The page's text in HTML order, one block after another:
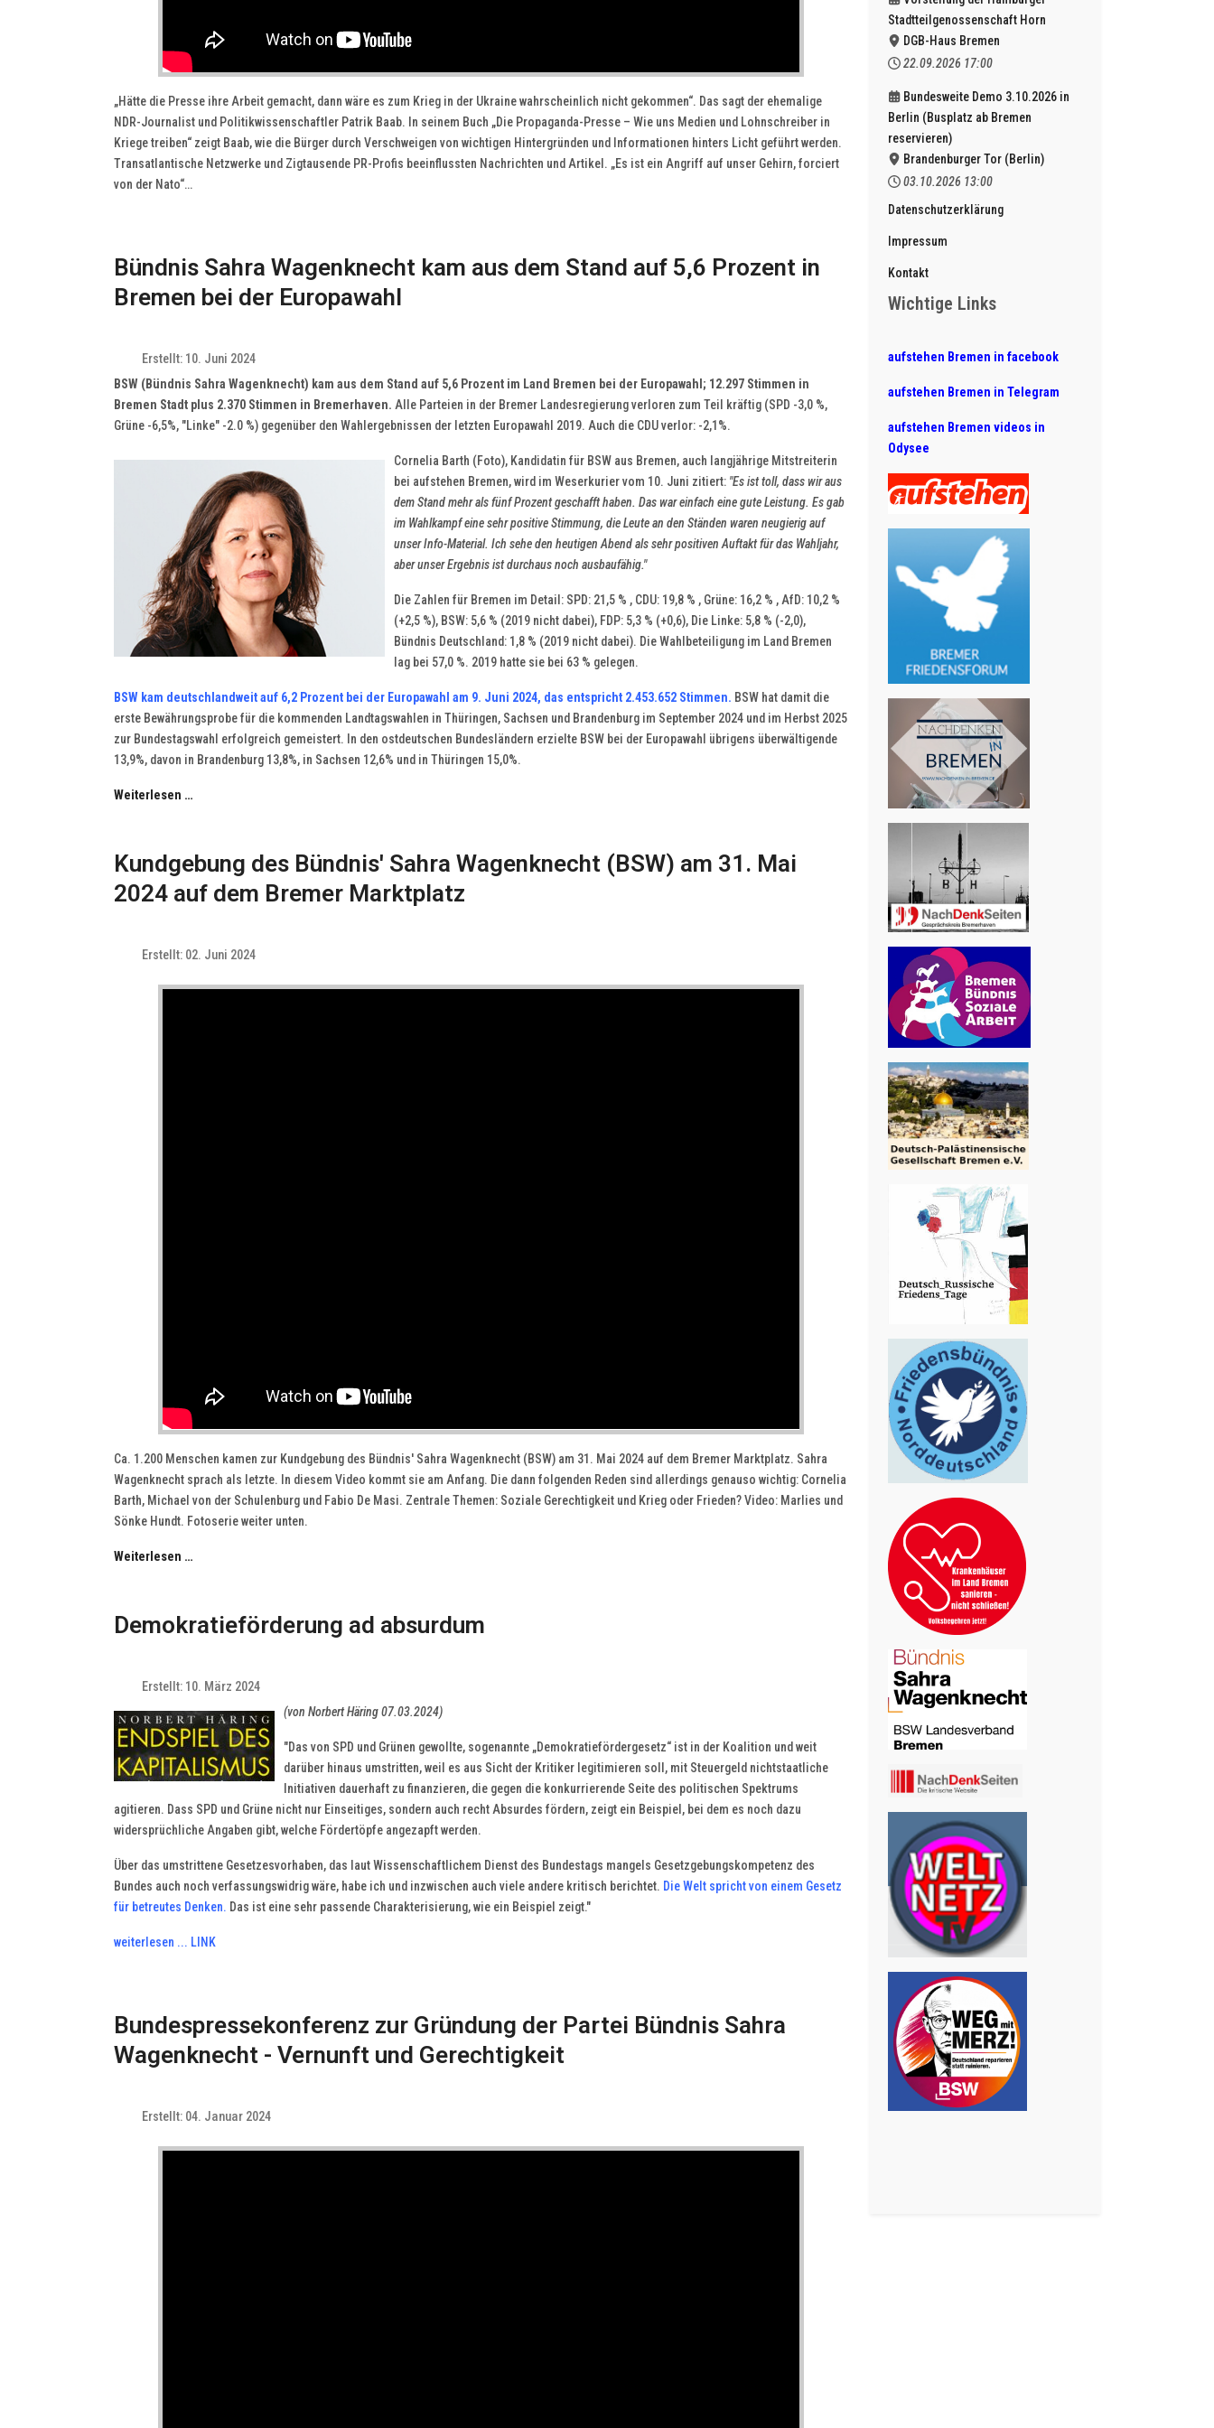
„Hätte die Presse ihre Arbeit gemacht, dann wäre es zum Krieg in der Ukraine wahrscheinlich nicht gekommen“. Das sagt der ehemalige
NDR-Journalist und Politikwissenschaftler Patrik Baab. In seinem Buch „Die Propaganda-Presse – Wie uns Medien und Lohnschreiber in
Kriege treiben“ zeigt Baab, wie die Bürger durch Verschweigen von wichtigen Hintergründen und Informationen hinters Licht geführt werden.
Transatlantische Netzwerke und Zigtausende PR-Profis beeinflussten Nachrichten und Artikel. „Es ist ein Angriff auf unser Gehirn, forciert
von der Nato“…
Bündnis Sahra Wagenknecht kam aus dem Stand auf 5,6 Prozent in
Bremen bei der Europawahl
Erstellt: 10. Juni 2024
BSW (Bündnis Sahra Wagenknecht) kam aus dem Stand auf 5,6 Prozent im Land Bremen bei der Europawahl; 12.297 Stimmen in
Bremen Stadt plus 2.370 Stimmen in Bremerhaven. Alle Parteien in der Bremer Landesregierung verloren zum Teil kräftig (SPD -3,0 %,
Grüne -6,5%, "Linke" -2.0 %) gegenüber den Wahlergebnissen der letzten Europawahl 2019. Auch die CDU verlor: -2,1%.
Cornelia Barth (Foto), Kandidatin für BSW aus Bremen, auch langjährige Mitstreiterin
bei aufstehen Bremen, wird im Weserkurier vom 10. Juni zitiert: "Es ist toll, dass wir aus
dem Stand mehr als fünf Prozent geschafft haben. Das war einfach eine gute Leistung. Es gab
im Wahlkampf eine sehr positive Stimmung, die Leute an den Ständen waren neugierig auf
unser Info-Material. Ich sehe den heutigen Abend als sehr positiven Auftakt für das Wahljahr,
aber unser Ergebnis ist durchaus noch ausbaufähig."
Die Zahlen für Bremen im Detail: SPD: 21,5 % , CDU: 19,8 % , Grüne: 16,2 % , AfD: 10,2 %
(+2,5 %), BSW: 5,6 % (2019 nicht dabei), FDP: 5,3 % (+0,6), Die Linke: 5,8 % (-2,0),
Bündnis Deutschland: 1,8 % (2019 nicht dabei). Die Wahlbeteiligung im Land Bremen
lag bei 57,0 %. 2019 hatte sie bei 63 % gelegen.
BSW kam deutschlandweit auf 6,2 Prozent bei der Europawahl am 9. Juni 2024, das entspricht 2.453.652 Stimmen. BSW hat damit die
erste Bewährungsprobe für die kommenden Landtagswahlen in Thüringen, Sachsen und Brandenburg im September 2024 und im Herbst 2025
zur Bundestagswahl erfolgreich gemeistert. In den ostdeutschen Bundesländern erzielte BSW bei der Europawahl übrigens überwältigende
13,9%, davon in Brandenburg 13,8%, in Sachsen 12,6% und in Thüringen 15,0%.
Weiterlesen …
Kundgebung des Bündnis' Sahra Wagenknecht (BSW) am 31. Mai
2024 auf dem Bremer Marktplatz
Erstellt: 02. Juni 2024
Ca. 1.200 Menschen kamen zur Kundgebung des Bündnis' Sahra Wagenknecht (BSW) am 31. Mai 2024 auf dem Bremer Marktplatz. Sahra
Wagenknecht sprach als letzte. In diesem Video kommt sie am Anfang. Die dann folgenden Reden sind allerdings genauso wichtig: Cornelia
Barth, Michael von der Schulenburg und Fabio De Masi. Zentrale Themen: Soziale Gerechtigkeit und Krieg oder Frieden? Video: Marlies und
Sönke Hundt. Fotoserie weiter unten.
Weiterlesen …
Demokratieförderung ad absurdum
Erstellt: 10. März 2024
(von Norbert Häring 07.03.2024)
"Das von SPD und Grünen gewollte, sogenannte „Demokratiefördergesetz“ ist in der Koalition und weit
darüber hinaus umstritten, weil es aus Sicht der Kritiker legitimieren soll, mit Steuergeld nichtstaatliche
Initiativen dauerhaft zu finanzieren, die gegen die konkurrierende Seite des politischen Spektrums
agitieren. Dass SPD und Grüne nicht nur Einseitiges, sondern auch recht Absurdes fördern, zeigt ein Beispiel, bei dem es noch dazu
widersprüchliche Angaben gibt, welche Fördertöpfe angezapft werden.
Über das umstrittene Gesetzesvorhaben, das laut Wissenschaftlichem Dienst des Bundestags mangels Gesetzgebungskompetenz des
Bundes auch noch verfassungswidrig wäre, habe ich und inzwischen auch viele andere kritisch berichtet. Die Welt spricht von einem Gesetz
für betreutes Denken. Das ist eine sehr passende Charakterisierung, wie ein Beispiel zeigt."
weiterlesen ... LINK
Bundespressekonferenz zur Gründung der Partei Bündnis Sahra
Wagenknecht - Vernunft und Gerechtigkeit
Erstellt: 04. Januar 2024
Stadtteilgenossenschaft Horn
DGB-Haus Bremen
22.09.2026 17:00
Bundesweite Demo 3.10.2026 in
Berlin (Busplatz ab Bremen
reservieren)
Brandenburger Tor (Berlin)
03.10.2026 13:00
Datenschutzerklärung
Impressum
Kontakt
Wichtige Links
aufstehen Bremen in facebook
aufstehen Bremen in Telegram
aufstehen Bremen videos in
Odysee